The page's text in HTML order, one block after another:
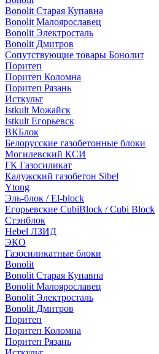
Bonolit Старая Купавна
Bonolit Малоярославец
Bonolit Электросталь
Bonolit Дмитров
Сопутствующие товары Бонолит
Поритеп
Поритеп Коломна
Поритеп Рязань
Исткульт
Istkult Можайск
Istkult Егорьевск
ВКБлок
Белорусские газобетонные блоки
Могилевский КСИ
ГК Газосиликат
Калужский газобетон Sibel
Ytong
Эль-блок / El-block
Егорьевские CubiBlock / Cubi Block
Стэнблок
Hebel ЛЗИД
ЭКО
Газосиликатные блоки
Bonolit
Bonolit Старая Купавна
Bonolit Малоярославец
Bonolit Электросталь
Bonolit Дмитров
Поритеп
Поритеп Коломна
Поритеп Рязань